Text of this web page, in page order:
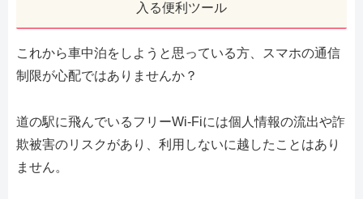
入る便利ツール
これから車中泊をしようと思っている方、スマホの通信
制限が心配ではありませんか？
道の駅に飛んでいるフリーWi-Fiには個人情報の流出や詐
欺被害のリスクがあり、利用しないに越したことはあり
ません。